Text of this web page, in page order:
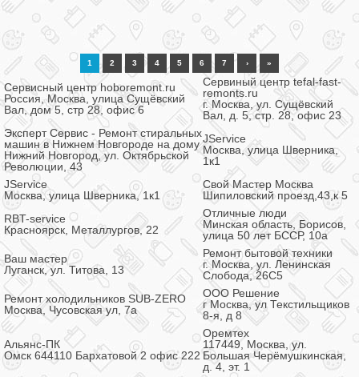
1 2 3 4 5 6 7 › »
Сервисный центр hoboremont.ru
Россия, Москва, улица Сущёвский
Вал, дом 5, стр 28, офис 6
Сервиный центр tefal-fast-
remonts.ru
г. Москва, ул. Сущёвский
Вал, д. 5, стр. 28, офис 23
Эксперт Сервис - Ремонт стиральных
машин в Нижнем Новгороде на дому
Нижний Новгород, ул. Октябрьской
Революции, 43
JService
Москва, улица Шверника,
1к1
JService
Москва, улица Шверника, 1к1
Свой Мастер Москва
Шипиловский проезд,43,к 5
RBT-service
Красноярск, Металлургов, 22
Отличные люди
Минская область, Борисов,
улица 50 лет БССР, 10а
Ваш мастер
Луганск, ул. Титова, 13
Ремонт бытовой техники
г. Москва, ул. Ленинская
Слобода, 26С5
Ремонт холодильников SUB-ZERO
Москва, Чусовская ул, 7а
ООО Решение
г Москва, ул Текстильщиков
8-я, д 8
Альянс-ПК
Омск 644110 Бархатовой 2 офис 222
Оремтех
117449, Москва, ул.
Большая Черёмушкинская,
д. 4, эт. 1